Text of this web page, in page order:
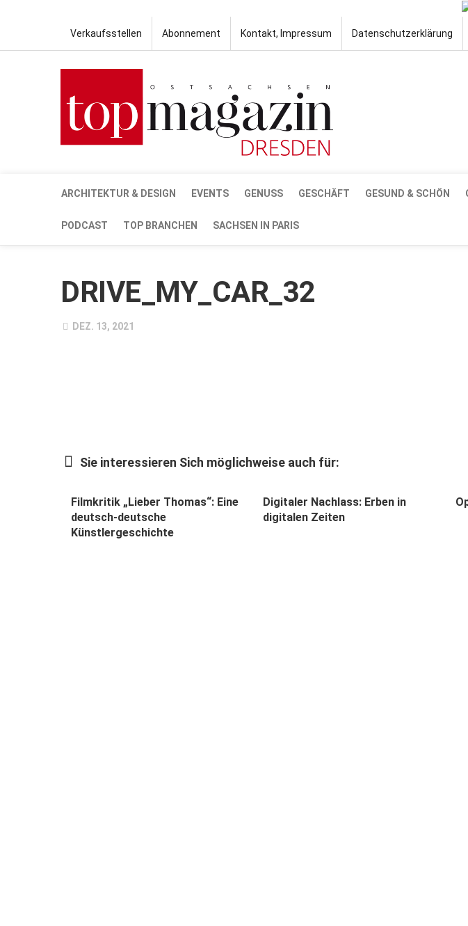
Verkaufsstellen Abonnement Kontakt, Impressum Datenschutzerklärung
ARCHITEKTUR & DESIGN EVENTS GENUSS GESCHÄFT GESUND & SCHÖN
PODCAST TOP BRANCHEN SACHSEN IN PARIS
DRIVE_MY_CAR_32
DEZ. 13, 2021
Sie interessieren Sich möglichweise auch für:
Filmkritik „Lieber Thomas“: Eine
deutsch-deutsche
Künstlergeschichte
Digitaler Nachlass: Erben in
digitalen Zeiten